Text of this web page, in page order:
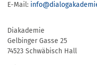
E-Mail:
Diakademie
Gelbinger Gasse 25
74523 Schwäbisch Hall